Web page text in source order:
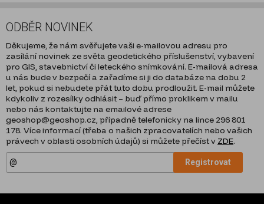
ODBĚR NOVINEK
Děkujeme, že nám svěřujete vaši e-mailovou adresu pro
zasílání novinek ze světa geodetického příslušenství, vybavení
pro GIS, stavebnictví či leteckého snímkování. E-mailová adresa
u nás bude v bezpečí a zařadíme si ji do databáze na dobu 2
let, pokud si nebudete přát tuto dobu prodloužit. E-mail můžete
kdykoliv z rozesílky odhlásit – buď přímo proklikem v mailu
nebo nás kontaktujte na emailové adrese
geoshop@geoshop.cz, případně telefonicky na lince 296 801
178. Více informací (třeba o našich zpracovatelích nebo vašich
právech v oblasti osobních údajů) si můžete přečíst v ZDE.
Registrovat